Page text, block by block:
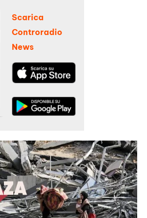
Scarica
Controradio
News